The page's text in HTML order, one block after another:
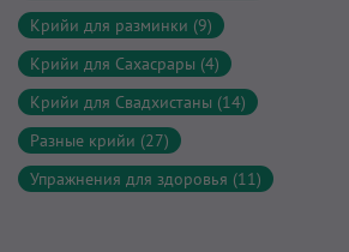
Крийи для разминки (9)
Крийи для Сахасрары (4)
Крийи для Свадхистаны (14)
Разные крийи (27)
Упражнения для здоровья (11)